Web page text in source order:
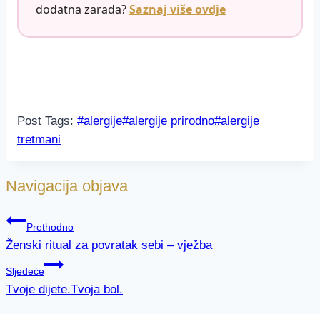
dodatna zarada?Saznaj više ovdje
Post Tags: #alergije#alergije prirodno#alergije
tretmani
Navigacija objava
Prethodno
Ženski ritual za povratak sebi – vježba
Sljedeće
Tvoje dijete.Tvoja bol.